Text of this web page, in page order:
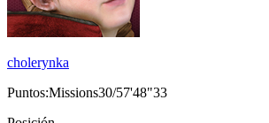
cholerynka
Puntos:Missions30/57'48"33